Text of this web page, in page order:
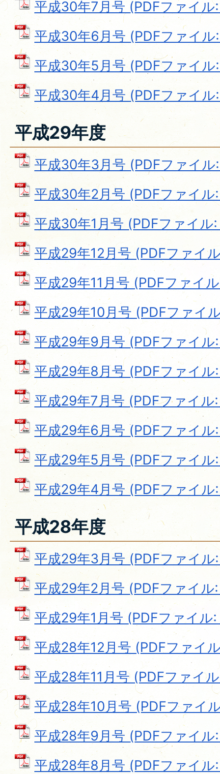
平成30年7月号 (PDFファイル
平成30年6月号 (PDFファイル
平成30年5月号 (PDFファイル
平成30年4月号 (PDFファイル
平成29年度
平成30年3月号 (PDFファイル
平成30年2月号 (PDFファイル
平成30年1月号 (PDFファイル
平成29年12月号 (PDFファイ
平成29年11月号 (PDFファイ
平成29年10月号 (PDFファイ
平成29年9月号 (PDFファイル:
平成29年8月号 (PDFファイル:
平成29年7月号 (PDFファイル
平成29年6月号 (PDFファイ
平成29年5月号 (PDFファイ
平成29年4月号 (PDFファイル:
平成28年度
平成29年3月号 (PDFファイ
平成29年2月号 (PDFファイ
平成29年1月号 (PDFファイル
平成28年12月号 (PDFファイ
平成28年11月号 (PDFファイ
平成28年10月号 (PDFファイ
平成28年9月号 (PDFファイ
平成28年8月号 (PDFファイ